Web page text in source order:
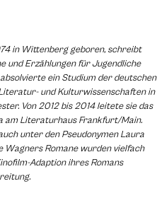
in Wittenberg geboren, schreibt
und Erzählungen für Jugendliche
ein Studium der deutschen
und Kulturwissenschaften in
Von 2012 bis 2014 leitete sie das
am Literaturhaus Frankfurt/Main.
unter den Pseudonymen Laura
Wagners Romane wurden vielfach
Adaption ihres Romans